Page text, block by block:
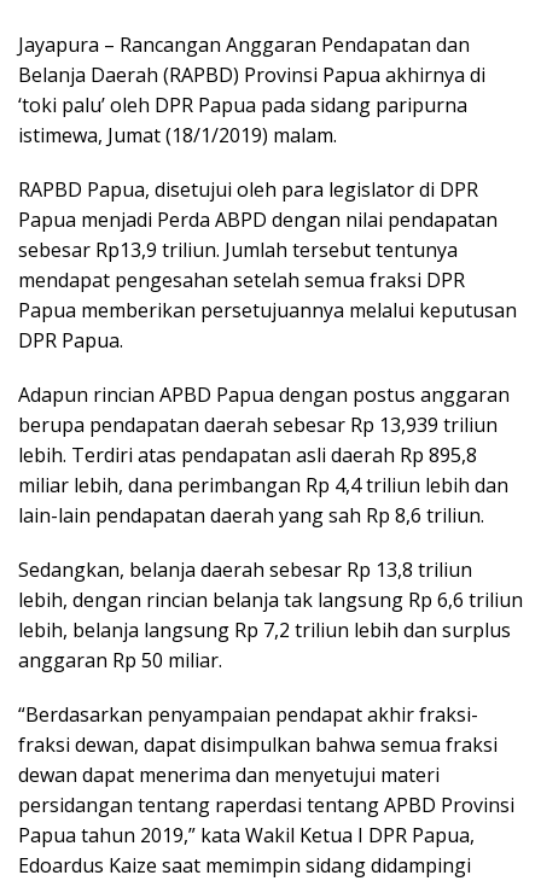
Jayapura – Rancangan Anggaran Pendapatan dan
Belanja Daerah (RAPBD) Provinsi Papua akhirnya di
‘toki palu’ oleh DPR Papua pada sidang paripurna
istimewa, Jumat (18/1/2019) malam.
RAPBD Papua, disetujui oleh para legislator di DPR
Papua menjadi Perda ABPD dengan nilai pendapatan
sebesar Rp13,9 triliun. Jumlah tersebut tentunya
mendapat pengesahan setelah semua fraksi DPR
Papua memberikan persetujuannya melalui keputusan
DPR Papua.
Adapun rincian APBD Papua dengan postus anggaran
berupa pendapatan daerah sebesar Rp 13,939 triliun
lebih. Terdiri atas pendapatan asli daerah Rp 895,8
miliar lebih, dana perimbangan Rp 4,4 triliun lebih dan
lain-lain pendapatan daerah yang sah Rp 8,6 triliun.
Sedangkan, belanja daerah sebesar Rp 13,8 triliun
lebih, dengan rincian belanja tak langsung Rp 6,6 triliun
lebih, belanja langsung Rp 7,2 triliun lebih dan surplus
anggaran Rp 50 miliar.
“Berdasarkan penyampaian pendapat akhir fraksi-
fraksi dewan, dapat disimpulkan bahwa semua fraksi
dewan dapat menerima dan menyetujui materi
persidangan tentang raperdasi tentang APBD Provinsi
Papua tahun 2019,” kata Wakil Ketua I DPR Papua,
Edoardus Kaize saat memimpin sidang didampingi